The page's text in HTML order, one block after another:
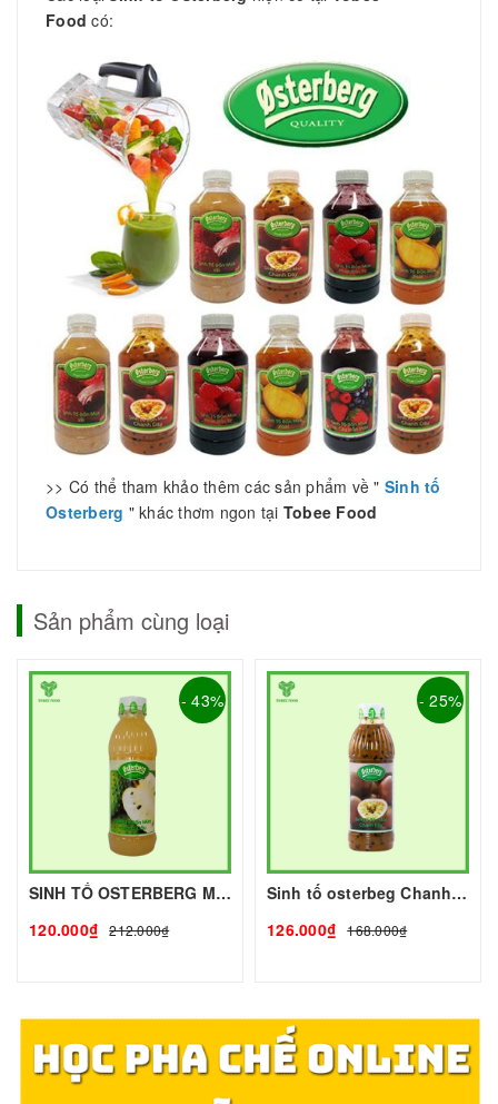
Food có:
>> Có thể tham khảo thêm các sản phẩm về " Sinh tố
Osterberg " khác thơm ngon tại Tobee Food
Sản phẩm cùng loại
- 43%
SINH TỐ OSTERBERG MÃNG CẦU - 1L - OSTERBERG | Mứt - Sinh Tố làm Trà Sữa - TOBEE FOOD
120.000₫
212.000₫
- 25%
Sinh tố osterbeg Chanh Dây 1L I Nguyên Liệu Pha Chế - Trà Trái Cây - Tobee Food
126.000₫
168.000₫